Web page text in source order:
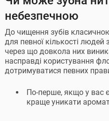
небезпечною
До чищення зубів
для певної кількості людей
через що довкола них
насправді користування
дотримуватися певних
По-перше, якщо у вас є
краще уникати